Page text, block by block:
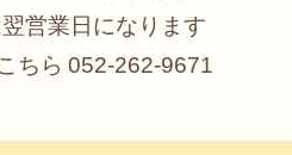
営業日になります
ちら 052-262-9671